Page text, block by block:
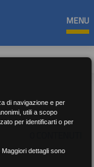
MENU
di navigazione e per
utili a scopo
per identificarti o per
dettagli sono